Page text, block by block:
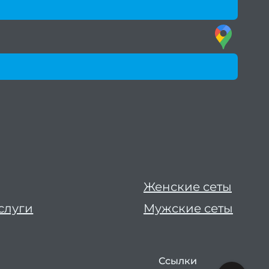
Женские сеты
Мужские сеты
Ссылки